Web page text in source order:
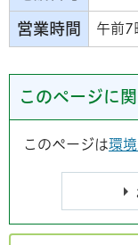
営業時間 午前7
このページに
このページは環